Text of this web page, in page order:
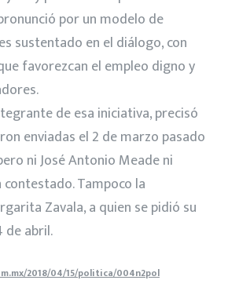
por un modelo de
sustentado en el diálogo, con
favorezcan el empleo digno y
de esa iniciativa, precisó
enviadas el 2 de marzo pasado
ni José Antonio Meade ni
contestado. Tampoco la
Zavala, a quien se pidió su
de abril.
2018/04/15/politica/004n2pol